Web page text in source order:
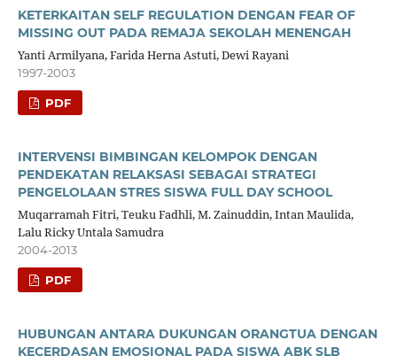
KETERKAITAN SELF REGULATION DENGAN FEAR OF
MISSING OUT PADA REMAJA SEKOLAH MENENGAH
Yanti Armilyana, Farida Herna Astuti, Dewi Rayani
1997-2003
PDF
INTERVENSI BIMBINGAN KELOMPOK DENGAN
PENDEKATAN RELAKSASI SEBAGAI STRATEGI
PENGELOLAAN STRES SISWA FULL DAY SCHOOL
Muqarramah Fitri, Teuku Fadhli, M. Zainuddin, Intan Maulida,
Lalu Ricky Untala Samudra
2004-2013
PDF
HUBUNGAN ANTARA DUKUNGAN ORANGTUA DENGAN
KECERDASAN EMOSIONAL PADA SISWA ABK SLB